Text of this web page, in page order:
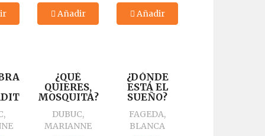
Añadir Añadir
¿QUÉ
QUIERES,
MOSQUITA?
DUBUC,
MARIANNE
¿DÓNDE
ESTÁ EL
SUEÑO?
FAGEDA,
BLANCA